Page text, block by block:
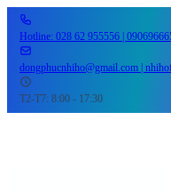
Hotline: 028 62 955556 |
dongphucnhiho@gmail.com |
T2-T7: 8:00 - 17:30